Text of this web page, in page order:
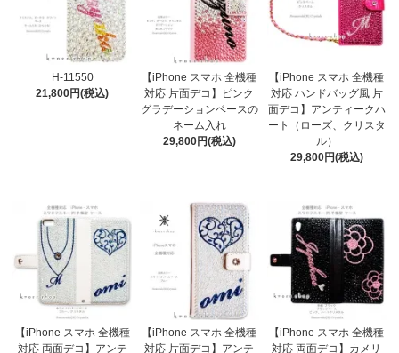
H-11550
21,800円(税込)
【iPhone スマホ 全機種
対応 片面デコ】ピンク
グラデーションベースの
ネーム入れ
29,800円(税込)
【iPhone スマホ 全機種
対応 ハンドバッグ風 片
面デコ】アンティークハ
ート（ローズ、クリスタ
ル）
29,800円(税込)
【iPhone スマホ 全機種
対応 両面デコ】アンテ
【iPhone スマホ 全機種
対応 片面デコ】アンテ
【iPhone スマホ 全機種
対応 両面デコ】カメリ